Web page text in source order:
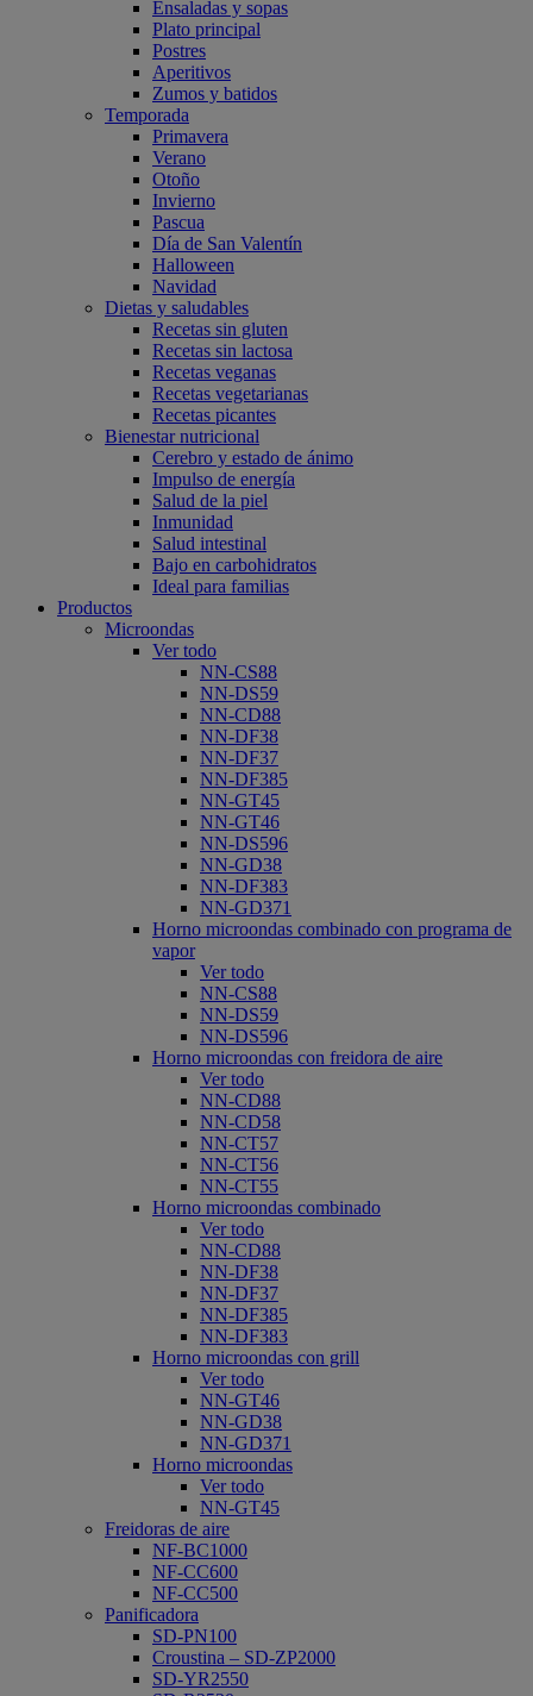
Ensaladas y sopas
Plato principal
Postres
Aperitivos
Zumos y batidos
Temporada
Primavera
Verano
Otoño
Invierno
Pascua
Día de San Valentín
Halloween
Navidad
Dietas y saludables
Recetas sin gluten
Recetas sin lactosa
Recetas veganas
Recetas vegetarianas
Recetas picantes
Bienestar nutricional
Cerebro y estado de ánimo
Impulso de energía
Salud de la piel
Inmunidad
Salud intestinal
Bajo en carbohidratos
Ideal para familias
Productos
Microondas
Ver todo
NN-CS88
NN-DS59
NN-CD88
NN-DF38
NN-DF37
NN-DF385
NN-GT45
NN-GT46
NN-DS596
NN-GD38
NN-DF383
NN-GD371
Horno microondas combinado con programa de
vapor
Ver todo
NN-CS88
NN-DS59
NN-DS596
Horno microondas con freidora de aire
Ver todo
NN-CD88
NN-CD58
NN-CT57
NN-CT56
NN-CT55
Horno microondas combinado
Ver todo
NN-CD88
NN-DF38
NN-DF37
NN-DF385
NN-DF383
Horno microondas con grill
Ver todo
NN-GT46
NN-GD38
NN-GD371
Horno microondas
Ver todo
NN-GT45
Freidoras de aire
NF-BC1000
NF-CC600
NF-CC500
Panificadora
SD-PN100
Croustina – SD-ZP2000
SD-YR2550